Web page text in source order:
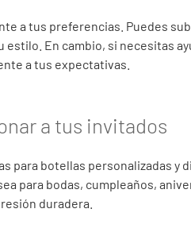
a tus preferencias. Puedes
En cambio, si necesitas
a tus expectativas.
a tus invitados
para botellas personalizadas
para bodas, cumpleaños,
duradera.